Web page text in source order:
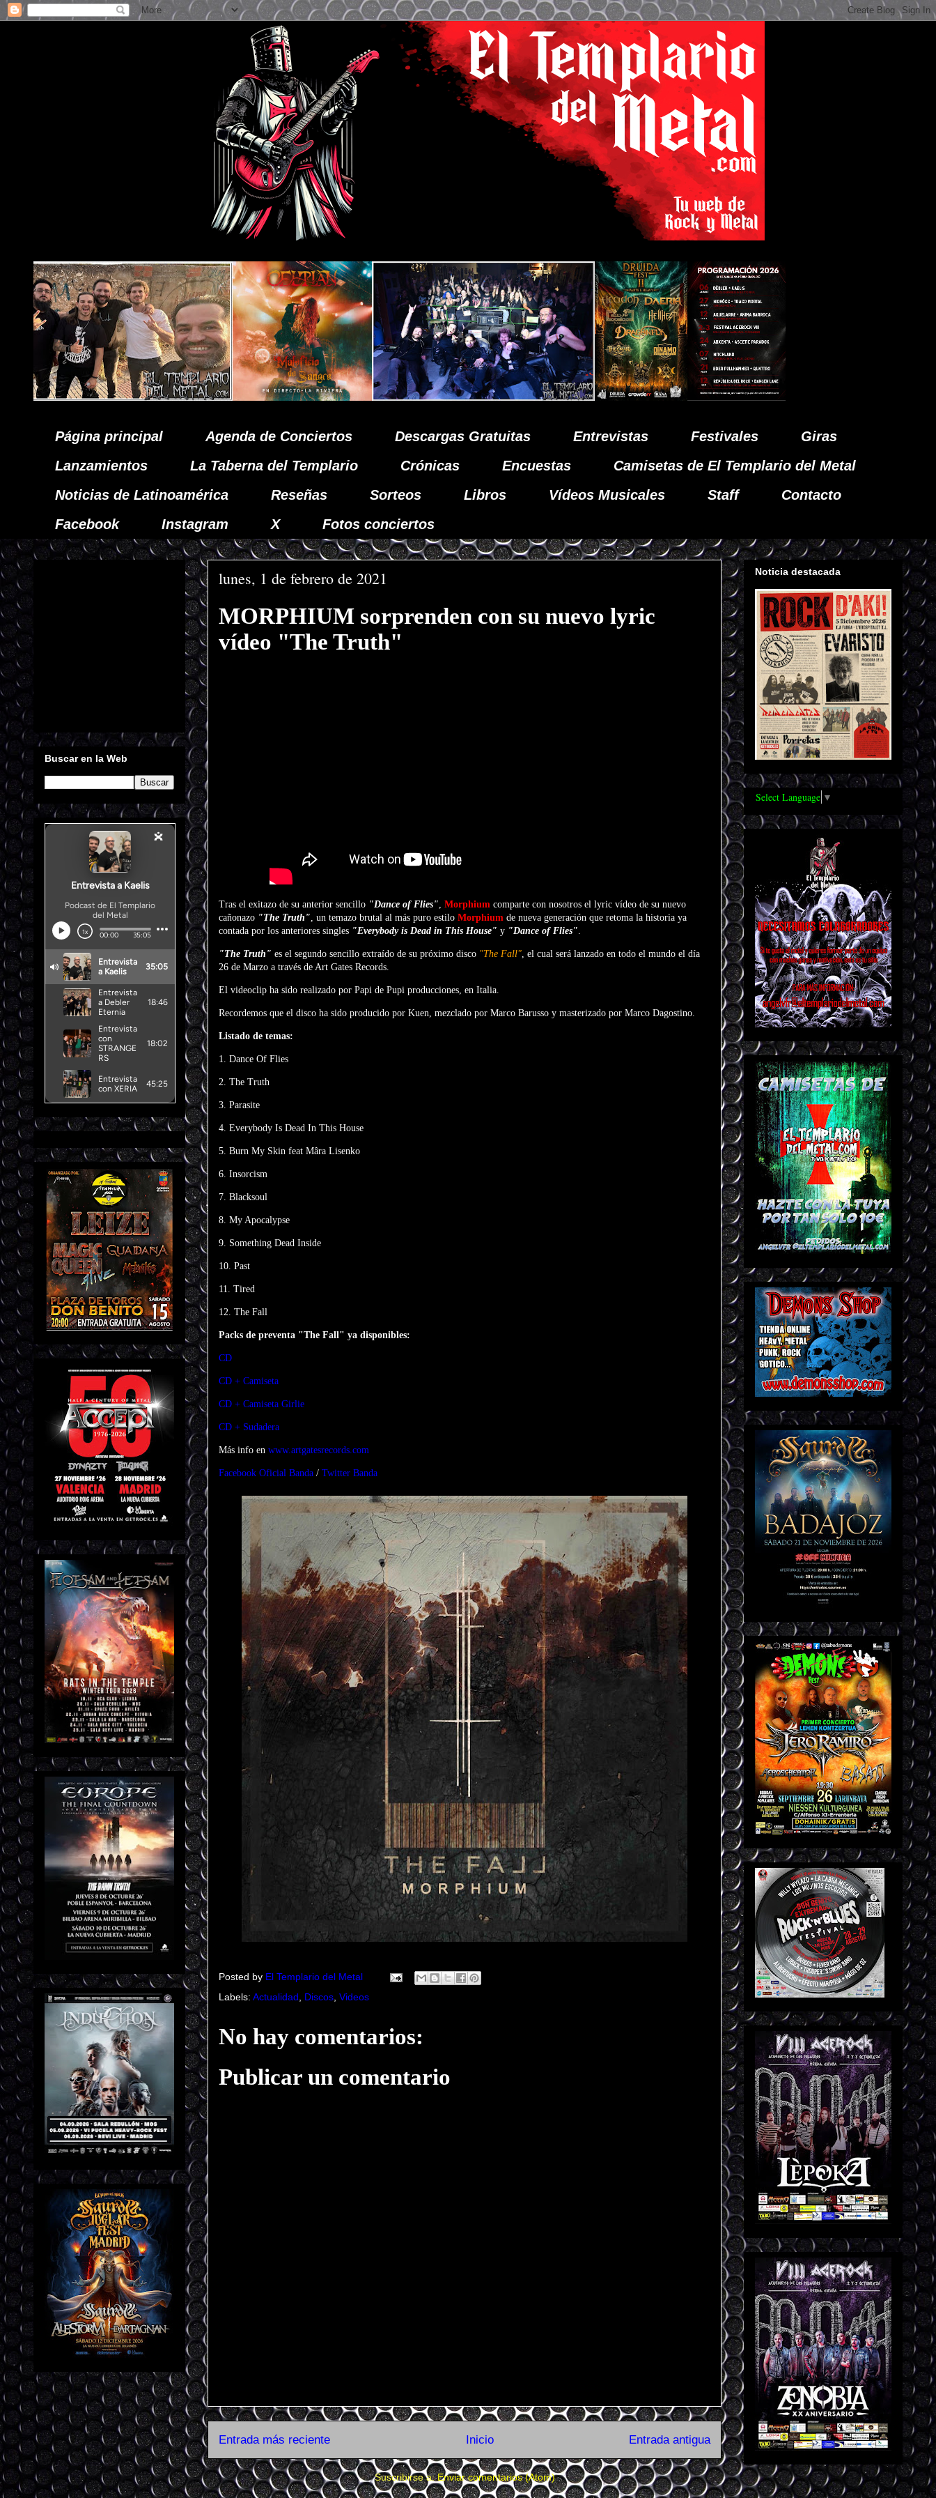
Página principal Agenda de Conciertos Descargas Gratuitas Entrevistas Festivales
Giras
Lanzamientos
La Taberna del Templario Crónicas Encuestas
Camisetas de El Templario del Metal
Noticias de Latinoamérica
Reseñas Sorteos Libros Vídeos Musicales Staff
Contacto
Facebook
Instagram X Fotos conciertos
lunes, 1 de febrero de 2021
MORPHIUM sorprenden con su nuevo lyric
vídeo "The Truth"
Tras el exitazo de su anterior sencillo "Dance of Flies", Morphium comparte con nosotros el lyric vídeo de su nuevo
cañonazo "The Truth", un temazo brutal al más puro estilo Morphium de nueva generación que retoma la historia ya
contada por los anteriores singles "Everybody is Dead in This House" y "Dance of Flies".
"The Truth" es el segundo sencillo extraído de su próximo disco "The Fall", el cual será lanzado en todo el mundo el día
26 de Marzo a través de Art Gates Records.
El videoclip ha sido realizado por Papi de Pupi producciones, en Italia.
Recordemos que el disco ha sido producido por Kuen, mezclado por Marco Barusso y masterizado por Marco Dagostino.
Listado de temas:
1. Dance Of Flies
2. The Truth
3. Parasite
4. Everybody Is Dead In This House
5. Burn My Skin feat Mâra Lisenko
6. Insorcism
7. Blacksoul
8. My Apocalypse
9. Something Dead Inside
10. Past
11. Tired
12. The Fall
Packs de preventa "The Fall" ya disponibles:
CD
CD + Camiseta
CD + Camiseta Girlie
CD + Sudadera
Más info en www.artgatesrecords.com
Facebook Oficial Banda / Twitter Banda
Posted by El Templario del Metal
Labels: Actualidad Discos Videos
No hay comentarios:
Publicar un comentario
Entrada más reciente Entrada antigua
Inicio
Suscribirse a:Enviar comentarios (Atom)
Buscar en la Web
Noticia destacada
Select Language ▼